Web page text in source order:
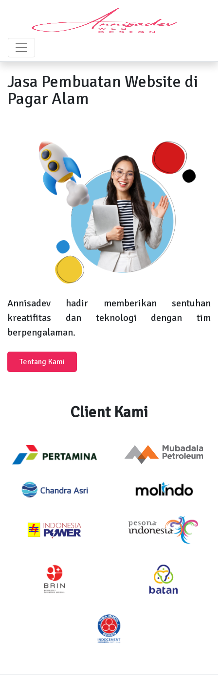
Jasa Pembuatan Website di
Pagar Alam
Annisadev hadir memberikan sentuhan
kreatifitas dan teknologi dengan tim
berpengalaman.
Tentang Kami
Client Kami